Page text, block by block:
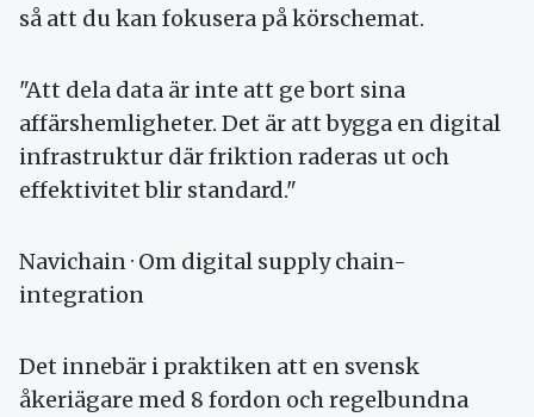
så att du kan fokusera på körschemat.
"Att dela data är inte att ge bort sina
affärshemligheter. Det är att bygga en digital
infrastruktur där friktion raderas ut och
effektivitet blir standard."
Navichain · Om digital supply chain-
integration
Det innebär i praktiken att en svensk
åkeriägare med 8 fordon och regelbundna